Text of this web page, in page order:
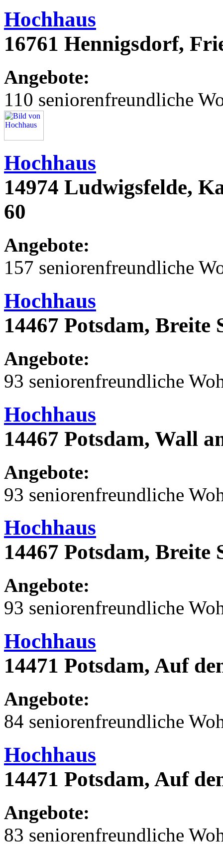
Hochhaus
16761 Hennigsdorf,
Angebote:
110 seniorenfreundliche
Hochhaus
14974 Ludwigsfelde,
60
Angebote:
157 seniorenfreundliche
Hochhaus
14467 Potsdam, Breite
Angebote:
93 seniorenfreundliche
Hochhaus
14467 Potsdam, Wall
Angebote:
93 seniorenfreundliche
Hochhaus
14467 Potsdam, Breite
Angebote:
93 seniorenfreundliche
Hochhaus
14471 Potsdam, Auf
Angebote:
84 seniorenfreundliche
Hochhaus
14471 Potsdam, Auf
Angebote:
83 seniorenfreundliche